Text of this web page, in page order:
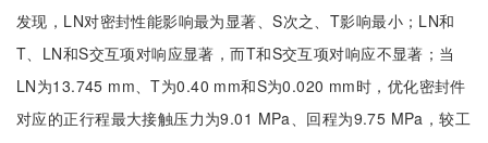
发现，LN对密封性能影响最为显著、S次之、T影响最小；LN和
T、LN和S交互项对响应显著，而T和S交互项对响应不显著；当
LN为13.745 mm、T为0.40 mm和S为0.020 mm时，优化密封件
对应的正行程最大接触压力为9.01 MPa、回程为9.75 MPa，较工